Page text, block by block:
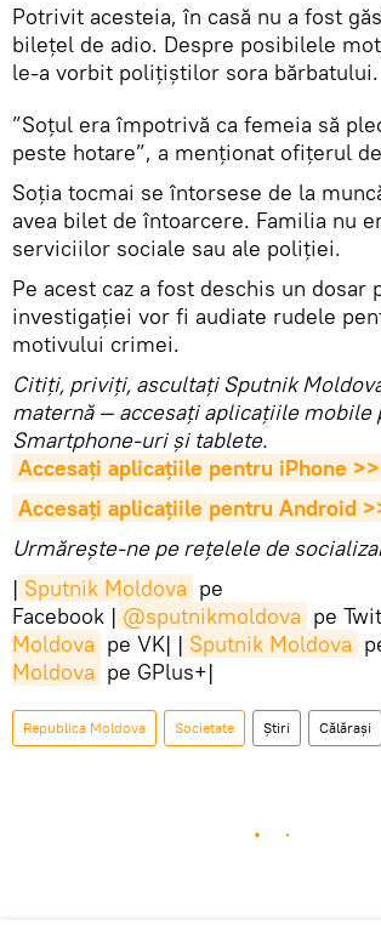
Potrivit acesteia, în casă nu a fost
bilețel de adio. Despre posibilele
le-a vorbit polițiștilor sora bărbatului.
”Soțul era împotrivă ca femeia să
peste hotare”, a menționat ofițerul
Soția tocmai se întorsese de la
avea bilet de întoarcere. Familia nu
serviciilor sociale sau ale poliției.
Pe acest caz a fost deschis un dosar
investigației vor fi audiate rudele
motivului crimei.
Citiţi, priviţi, ascultaţi Sputnik
maternă — accesaţi aplicaţiile mobile
Smartphone-uri şi tablete.
Accesaţi aplicaţiile pentru iPhone >>
Accesaţi aplicaţiile pentru Android
Urmărește-ne pe rețelele de
| Sputnik Moldova pe
Facebook | @sputnikmoldova pe
Moldova pe VK| | Sputnik Moldova
Moldova pe GPlus+|
Republica Moldova Societate Știri Călărași